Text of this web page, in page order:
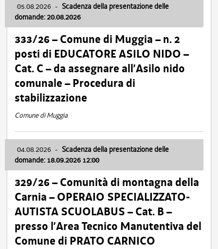
05.08.2026 - Scadenza della presentazione delle
domande: 20.08.2026
333/26 – Comune di Muggia – n. 2
posti di EDUCATORE ASILO NIDO –
Cat. C – da assegnare all’Asilo nido
comunale – Procedura di
stabilizzazione
Comune di Muggia
04.08.2026 - Scadenza della presentazione delle
domande: 18.09.2026 12:00
329/26 – Comunità di montagna della
Carnia – OPERAIO SPECIALIZZATO-
AUTISTA SCUOLABUS – Cat. B –
presso l’Area Tecnico Manutentiva del
Comune di PRATO CARNICO